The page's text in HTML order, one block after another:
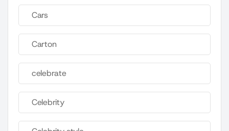
Cars
Carton
celebrate
Celebrity